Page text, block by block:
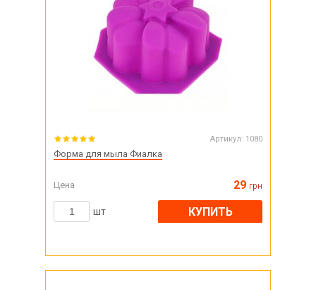
Артикул: 1080
Форма для мыла Фиалка
Цена 29 грн
шт КУПИТЬ